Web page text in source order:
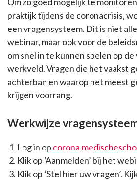
praktijk tijdens de coronacrisis,
een vragensysteem. Dit is niet
webinar, maar ook voor de
om snel in te kunnen spelen op
werkveld. Vragen die het vaakst
achterban en waarop het meest
krijgen voorrang.
Werkwijze
Log in op
Klik op ‘Aanmelden’ bij het
Klik op ‘Stel hier uw vragen’.